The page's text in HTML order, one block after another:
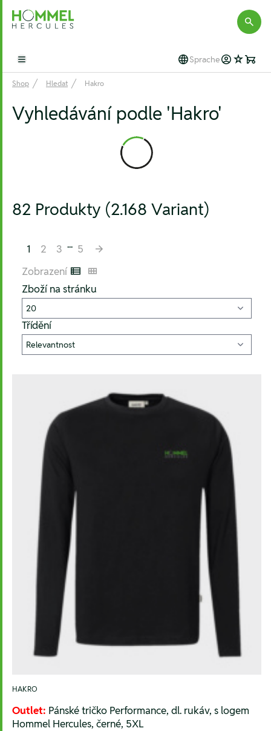
Hommel Hercules
Open main menu Sprache
Shop Hledat Hakro
Vyhledávání podle 'Hakro'
82 Produkty (2.168 Variant)
1 2 3 ... 5
Zobrazení Listenansicht
Kachelansicht
Zboží na stránku
Třídění
HAKRO
Outlet: Pánské tričko Performance, dl. rukáv, s logem
Hommel Hercules, černé, 5XL